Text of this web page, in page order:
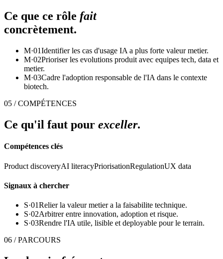
Ce que ce rôle fait
concrètement.
M·01Identifier les cas d'usage IA a plus forte valeur metier.
M·02Prioriser les evolutions produit avec equipes tech, data et
metier.
M·03Cadre l'adoption responsable de l'IA dans le contexte
biotech.
05 / COMPÉTENCES
Ce qu'il faut pour exceller.
Compétences clés
Product discoveryAI literacyPriorisationRegulationUX data
Signaux à chercher
S·01Relier la valeur metier a la faisabilite technique.
S·02Arbitrer entre innovation, adoption et risque.
S·03Rendre l'IA utile, lisible et deployable pour le terrain.
06 / PARCOURS